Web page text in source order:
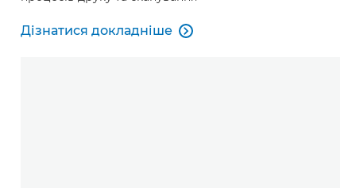
Дізнатися докладніше
Дізнатися докладніше
